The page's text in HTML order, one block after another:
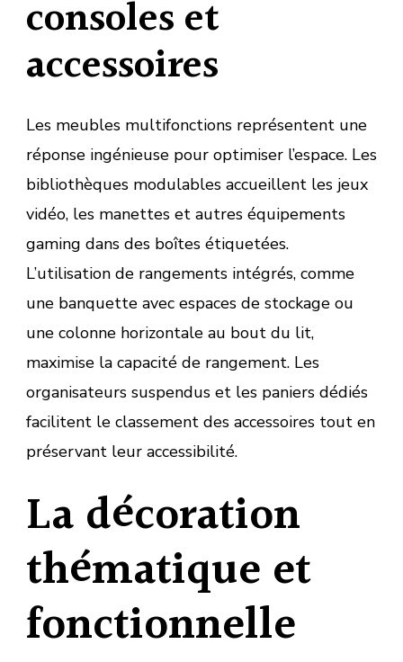
consoles et
accessoires
Les meubles multifonctions représentent une
réponse ingénieuse pour optimiser l’espace. Les
bibliothèques modulables accueillent les jeux
vidéo, les manettes et autres équipements
gaming dans des boîtes étiquetées.
L’utilisation de rangements intégrés, comme
une banquette avec espaces de stockage ou
une colonne horizontale au bout du lit,
maximise la capacité de rangement. Les
organisateurs suspendus et les paniers dédiés
facilitent le classement des accessoires tout en
préservant leur accessibilité.
La décoration
thématique et
fonctionnelle